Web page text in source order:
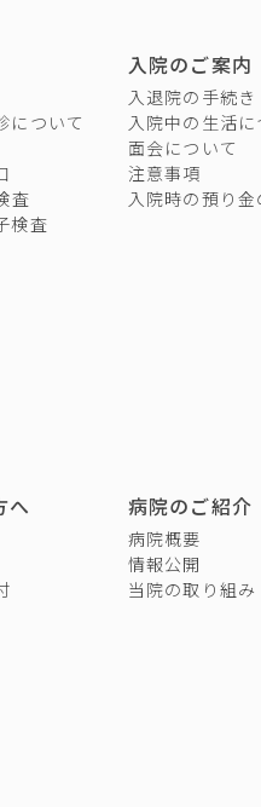
について
査
検査
入院のご案内
入退院の手続き
入院中の生活に
面会について
注意事項
入院時の預り金
へ 病院のご紹介
病院概要
情報公開
当院の取り組み